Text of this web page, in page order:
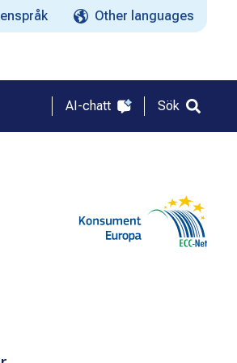
Other languages
AI-chatt Sök